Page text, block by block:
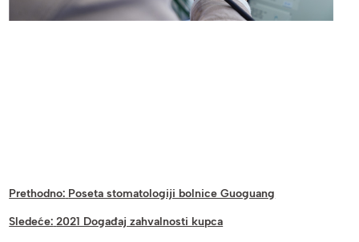
Prethodno: Poseta stomatologiji bolnice Guoguang
Sledeće: 2021 Događaj zahvalnosti kupca